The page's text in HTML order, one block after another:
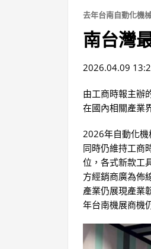
去年台南自動化機
南台灣
2026.04.09
由工商時報主辦
在國內相關產業
2026年自動化機
同時仍維持工商
位，各式新款工
方經銷商廣為佈
產業仍展現產業
年台南機展商機